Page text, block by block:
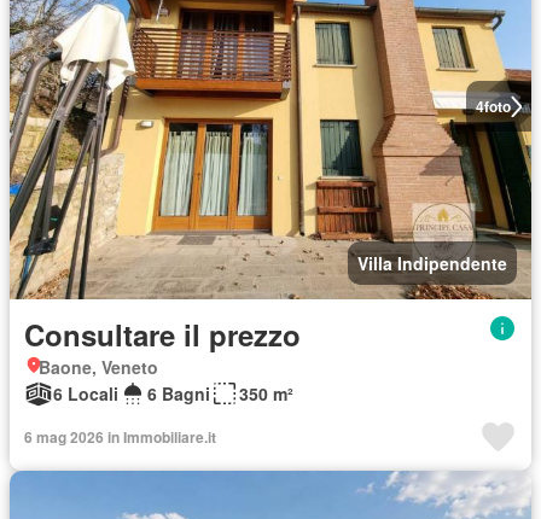
4foto
Villa Indipendente
Consultare il prezzo
Baone, Veneto
6 Locali
6 Bagni 350 m²
6 mag 2026 in Immobiliare.it